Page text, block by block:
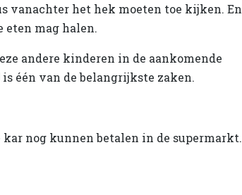
vanachter het hek moeten toe kijken. En
eten mag halen.
andere kinderen in de aankomende
één van de belangrijkste zaken.
nog kunnen betalen in de supermarkt.